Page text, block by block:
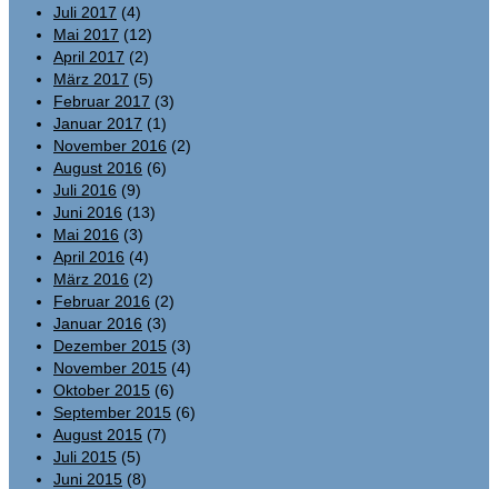
Juli 2017 (4)
Mai 2017 (12)
April 2017 (2)
März 2017 (5)
Februar 2017 (3)
Januar 2017 (1)
November 2016 (2)
August 2016 (6)
Juli 2016 (9)
Juni 2016 (13)
Mai 2016 (3)
April 2016 (4)
März 2016 (2)
Februar 2016 (2)
Januar 2016 (3)
Dezember 2015 (3)
November 2015 (4)
Oktober 2015 (6)
September 2015 (6)
August 2015 (7)
Juli 2015 (5)
Juni 2015 (8)